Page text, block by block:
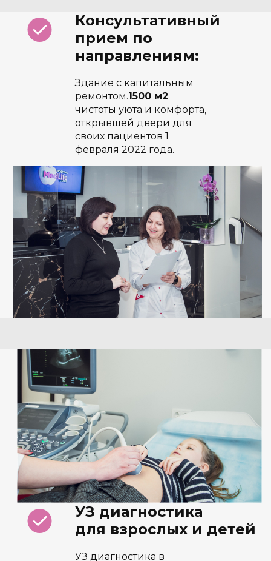
Консультативный
прием по
направлениям:
Здание с капитальным
ремонтом.1500 м2
чистоты уюта и комфорта,
открывшей двери для
своих пациентов 1
февраля 2022 года.
УЗ диагностика
для взрослых и детей
УЗ диагностика в